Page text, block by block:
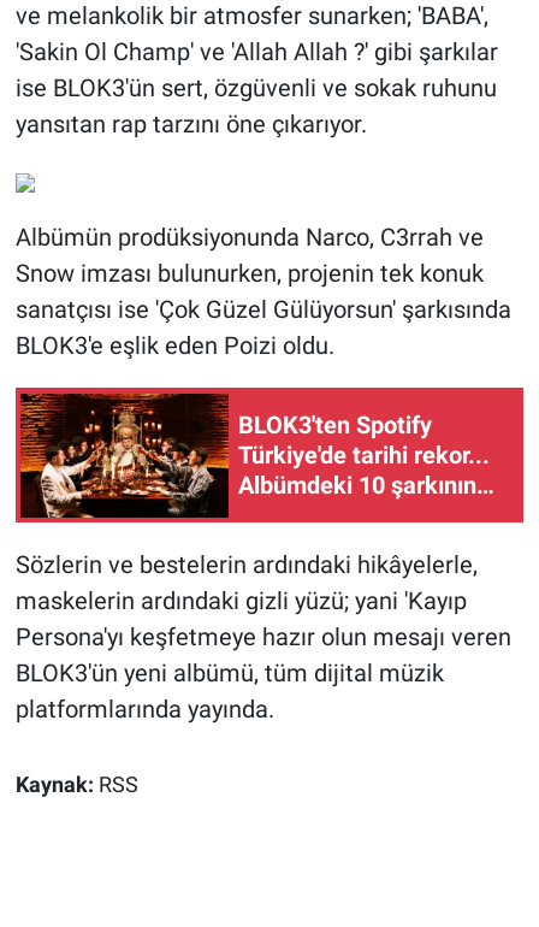
ve melankolik bir atmosfer sunarken; 'BABA',
'Sakin Ol Champ' ve 'Allah Allah ?' gibi şarkılar
ise BLOK3'ün sert, özgüvenli ve sokak ruhunu
yansıtan rap tarzını öne çıkarıyor.
Albümün prodüksiyonunda Narco, C3rrah ve
Snow imzası bulunurken, projenin tek konuk
sanatçısı ise 'Çok Güzel Gülüyorsun' şarkısında
BLOK3'e eşlik eden Poizi oldu.
BLOK3'ten Spotify
Türkiye'de tarihi rekor...
Albümdeki 10 şarkının
Sözlerin ve bestelerin ardındaki hikâyelerle,
maskelerin ardındaki gizli yüzü; yani 'Kayıp
Persona'yı keşfetmeye hazır olun mesajı veren
BLOK3'ün yeni albümü, tüm dijital müzik
platformlarında yayında.
Kaynak: RSS